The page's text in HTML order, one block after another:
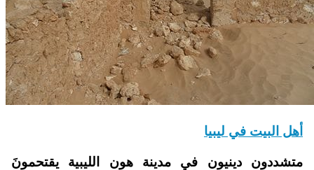
أهل البيت في ليبيا
متشددون دينيون في مدينة هون الليبية يقتحمونَ